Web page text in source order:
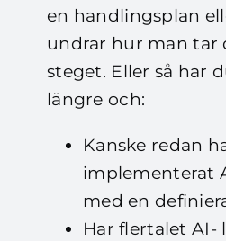
en handlingsplan
undrar hur man tar
steget. Eller så har
längre och:
Kanske redan
implementerat
med en
Har flertalet AI-